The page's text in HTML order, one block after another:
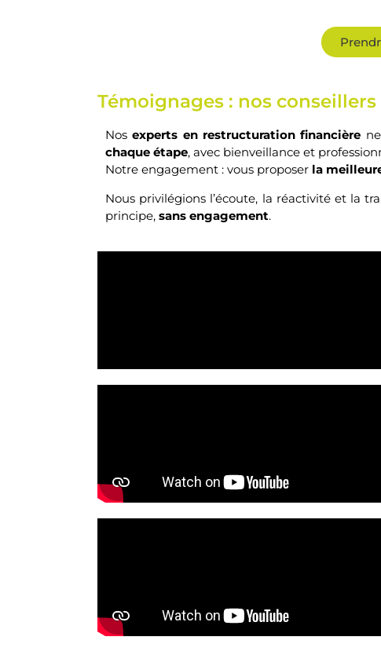
Témoignages : nos
Nosexperts en restructuration financière
chaque étape, avec bienveillance et
Notre engagement : vous proposer la
Nous privilégions l’écoute, la réactivité et la
principe, sans engagement.